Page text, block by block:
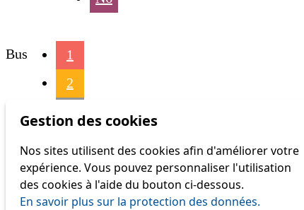
Bus
1
2
6
16
Gestion des cookies
Nos sites utilisent des cookies afin d'améliorer votre
expérience. Vous pouvez personnaliser l'utilisation
des cookies à l'aide du bouton ci-dessous.
En savoir plus sur la protection des données.